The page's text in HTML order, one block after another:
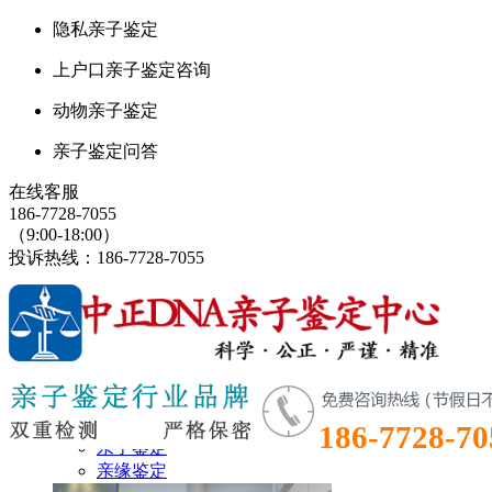
隐私亲子鉴定
上户口亲子鉴定咨询
动物亲子鉴定
亲子鉴定问答
在线客服
186-7728-7055
（9:00-18:00）
投诉热线：186-7728-7055
186-7728-
鉴定首页
鉴定项目
亲子鉴定
亲缘鉴定